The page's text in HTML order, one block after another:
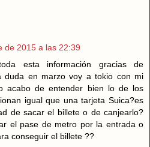
de 2015 a las 22:39
esta información gracias de
duda en marzo voy a tokio con mi
acabo de entender bien lo de los
igual que una tarjeta Suica?es
de sacar el billete o de canjearlo?
el pase de metro por la entrada o
conseguir el billete ??